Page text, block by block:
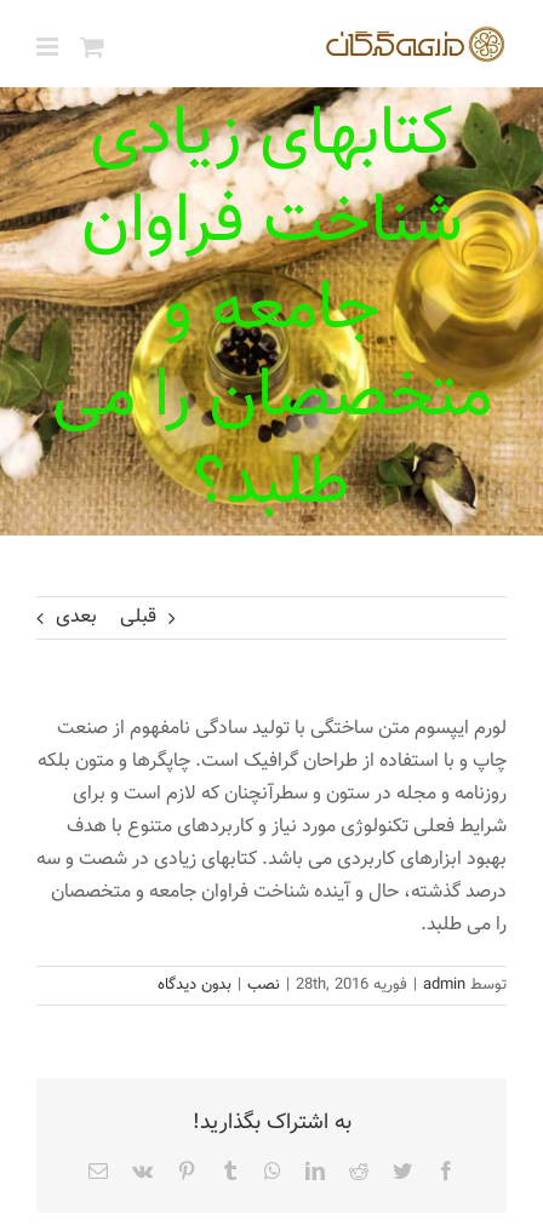
محتوا
کتابهای زیادی
شناخت فراوان
جامعه و
متخصصان را می
طلبد؟
قبلی بعدی
لورم ایپسوم متن ساختگی با تولید سادگی نامفهوم از صنعت
چاپ و با استفاده از طراحان گرافیک است. چاپگرها و متون بلکه
روزنامه و مجله در ستون و سطرآنچنان که لازم است و برای
شرایط فعلی تکنولوژی مورد نیاز و کاربردهای متنوع با هدف
بهبود ابزارهای کاربردی می باشد. کتابهای زیادی در شصت و سه
درصد گذشته، حال و آینده شناخت فراوان جامعه و متخصصان
را می طلبد.
توسط admin
| فوریه 28th, 2016 | نصب | بدون دیدگاه
به اشتراک بگذارید!
Facebook
Twitter
Reddit
LinkedIn
WhatsApp
Tumblr
Pinterest
Vk ایمیل